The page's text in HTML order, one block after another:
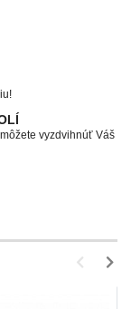
vyzdvihnúť Váš